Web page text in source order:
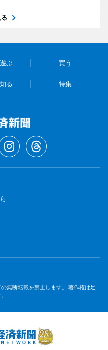
ぶ 買う
る 特集
無断転載を禁止します。 著作権は足